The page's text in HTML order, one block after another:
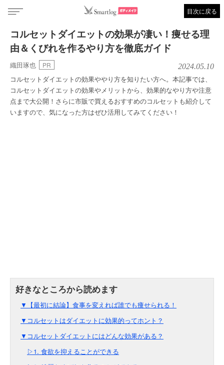
目次に戻る
コルセットダイエットの効果が凄い！痩せる理
由＆くびれを作るやり方を徹底ガイド
織田琢也 PR 2024.05.10
コルセットダイエットの効果ややり方を知りたい方へ。本記事では、
コルセットダイエットの効果やメリットから、効果的なやり方や注意
点まで大公開！さらに市販で買えるおすすめのコルセットも紹介して
いますので、気になった方はぜひ活用してみてください！
▼【最初に結論】食事を変えれば誰でも痩せられる！
▼コルセットはダイエットに効果的ってホント？
▼コルセットダイエットにはどんな効果がある？
▷1. 食欲を抑えることができる